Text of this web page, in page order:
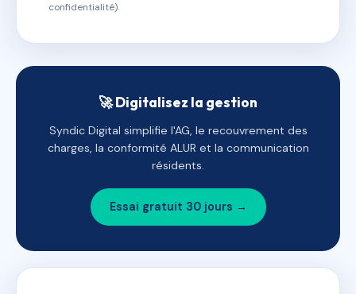
confidentialité).
🚀 Digitalisez la gestion
Syndic Digital simplifie l'AG, le recouvrement des
charges, la conformité ALUR et la communication
résidents.
Essai gratuit 30 jours →